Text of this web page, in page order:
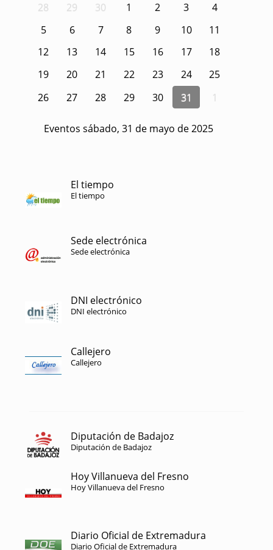
28 29 30 1 2 3
4
5
6 7 8 9 10
11
12
13 14 15 16 17
18
19
20 21 22 23 24
25
26
27 28 29 30 31 1
Eventos sábado, 31 de mayo de 2025
El tiempo
El tiempo
Sede electrónica
Sede electrónica
DNI electrónico
DNI electrónico
Callejero
Callejero
Diputación de Badajoz
Diputación de Badajoz
Hoy Villanueva del Fresno
Hoy Villanueva del Fresno
Diario Oficial de Extremadura
Diario Oficial de Extremadura